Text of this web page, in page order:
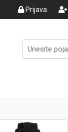
Prijava